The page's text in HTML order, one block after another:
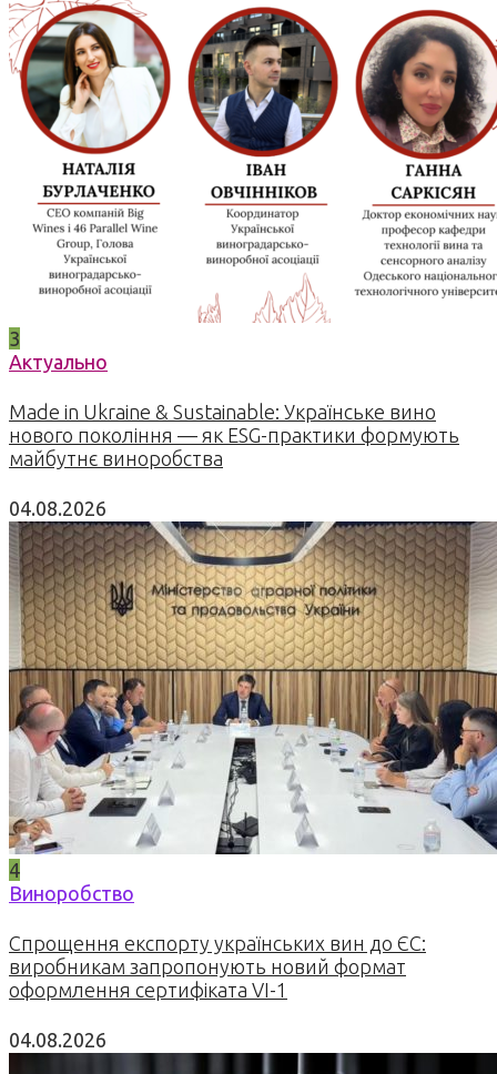
3
Актуально
Made in Ukraine & Sustainable: Українське вино
нового покоління — як ESG-практики формують
майбутнє виноробства
04.08.2026
4
Виноробство
Спрощення експорту українських вин до ЄС:
виробникам запропонують новий формат
оформлення сертифіката VI-1
04.08.2026